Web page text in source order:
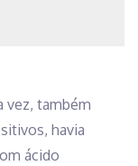
vez, também
havia
ácido